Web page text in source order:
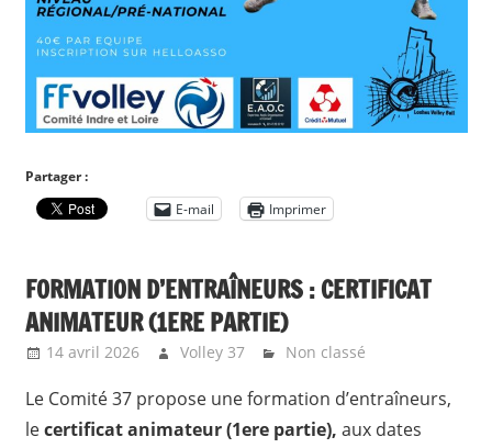
Partager :
E-mail
Imprimer
FORMATION D’ENTRAÎNEURS : CERTIFICAT
ANIMATEUR (1ERE PARTIE)
14 avril 2026 Volley 37 Non classé
Le Comité 37 propose une formation d’entraîneurs,
lecertificat animateur (1ere partie), aux dates